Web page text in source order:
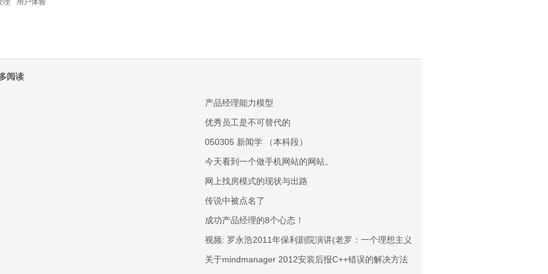
理 用户体验
阅读
产品经理能力模型
优秀员工是不可替代的
050305 新闻学 （本科段）
今天看到一个做手机网站的网站。
网上找房模式的现状与出路
传说中被点名了
成功产品经理的8个心态！
视频: 罗永浩2011年保利剧院演讲(老罗：一个理想主义者的创业故事2)
关于mindmanager 2012安装后报C++错误的解决方法